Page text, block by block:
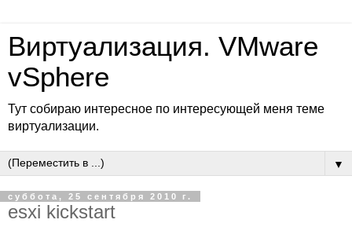
Виртуализация. VMware
vSphere
Тут собираю интересное по интересующей меня теме
виртуализации.
▼
суббота, 25 сентября 2010 г.
esxi kickstart